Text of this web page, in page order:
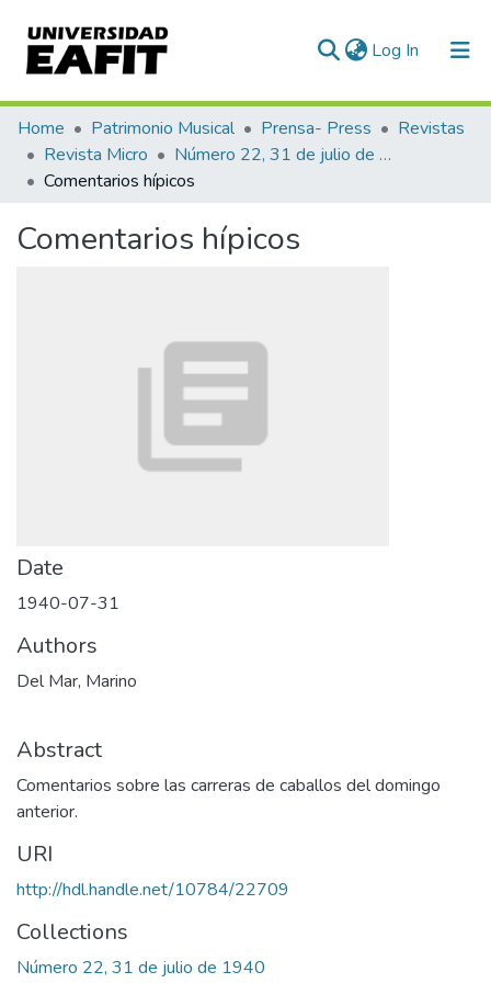
Log In (current)
Communities & Collections
All of DSpace
Home Patrimonio Musical Prensa- Press
Revistas
Revista Micro
Número 22, 31 de julio de 1940
Comentarios hípicos
Comentarios hípicos
Date
1940-07-31
Authors
Del Mar, Marino
Abstract
Comentarios sobre las carreras de caballos del domingo
anterior.
URI
http://hdl.handle.net/10784/22709
Collections
Número 22, 31 de julio de 1940